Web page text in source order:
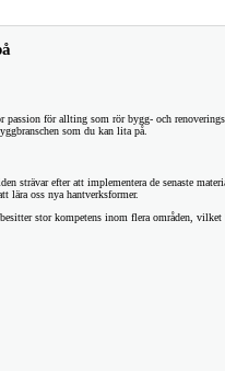
passion för allting som rör bygg- och
som du kan lita på.
strävar efter att implementera de senaste
lära oss nya hantverksformer.
stor kompetens inom flera områden,